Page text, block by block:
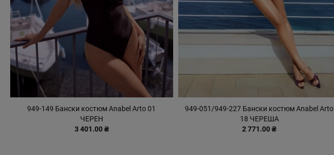
949-149 Бански костюм Anabel Arto 01
ЧЕРЕН
3 401.00 ₴
949-051/949-227 Бански костюм Anabel Arto
18 ЧЕРЕША
2 771.00 ₴